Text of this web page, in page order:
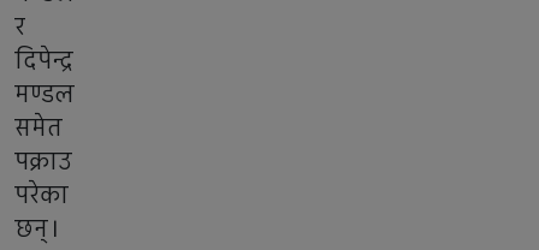
र
दिपेन्द्र
मण्डल
समेत
पक्राउ
परेका
छन्।